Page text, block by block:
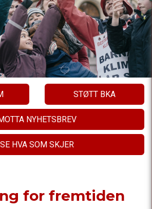
STØTT BKA
NYHETSBREV
SE HVA SOM SKJER
for fremtiden